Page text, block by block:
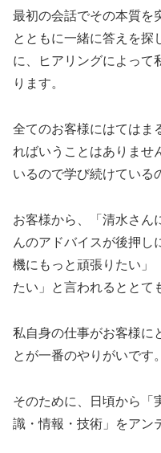
最初の会話でその本質を
とともに一緒に答えを探
に、ヒアリングによって
ります。
全てのお客様にはてはま
ればいうことはありませ
いるので学び続けている
お客様から、「清水さん
んのアドバイスが後押し
機にもっと頑張りたい」
たい」と言われるととて
私自身の仕事がお客様に
とが一番のやりがいです。
そのために、日頃から「
識・情報・技術」をアン